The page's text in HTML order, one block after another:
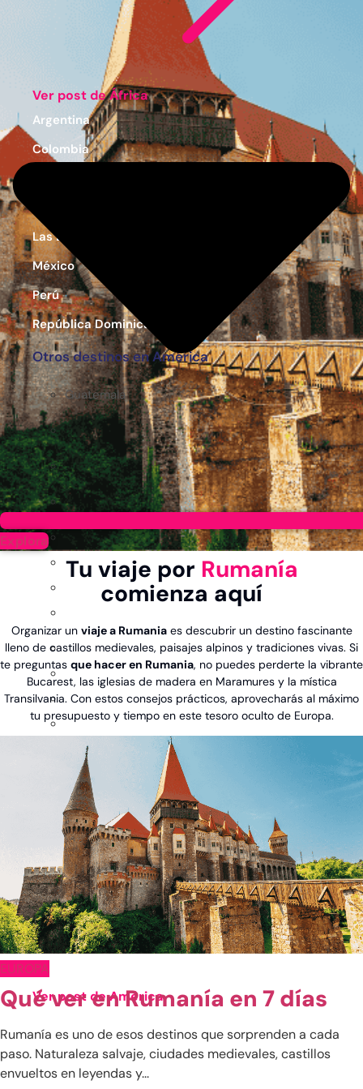
Ver post de África
Argentina
Colombia
Las Bahamas
México
Perú
República Dominicana
Otros destinos en América
Guatemala
Ver post de América
Emiratos Árabes
Indonesia
Explora
Tu viaje por Rumanía
comienza aquí
Organizar un viaje a Rumaniaes descubrir un destino fascinante
lleno de castillos medievales, paisajes alpinos y tradiciones vivas. Si
te preguntas que hacer en Rumania, no puedes perderte la vibrante
Bucarest, las iglesias de madera en Maramures y la mística
Transilvania. Con estos consejos prácticos, aprovecharás al máximo
tu presupuesto y tiempo en este tesoro oculto de Europa.
EUROPA
Qué ver en Rumanía en 7 días
Rumanía es uno de esos destinos que sorprenden a cada
paso. Naturaleza salvaje, ciudades medievales, castillos
envueltos en leyendas y...